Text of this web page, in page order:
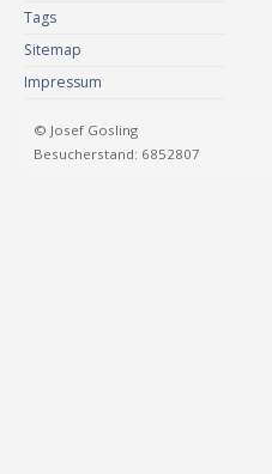
Tags
Sitemap
Impressum
© Josef Gosling
Besucherstand: 6852807